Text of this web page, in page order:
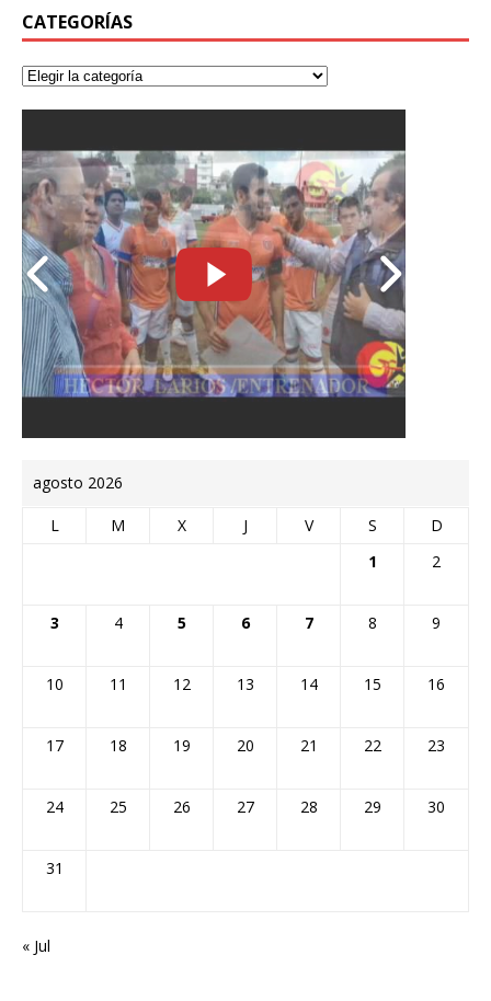
CATEGORÍAS
agosto 2026
L M X J V S
D
1
2
3 4 5 6 7 8 9
10 11 12 13 14 15 16
17 18 19 20 21 22 23
24 25 26 27 28 29 30
31
« Jul